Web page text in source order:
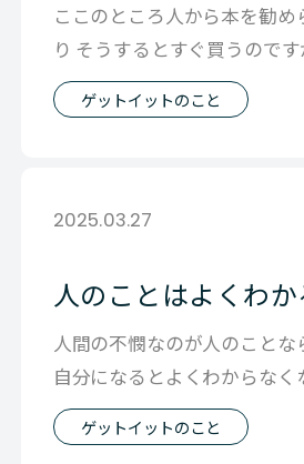
ここのところ人から本を勧め
り そうするとすぐ買うので
つかず 今３冊溜まっています
ゲットイットのこと
2025.03.27
人のことはよくわか
人間の不憫なのが人のことな
自分になるとよくわからなく
っています。 今日は週末の全
ゲットイットのこと